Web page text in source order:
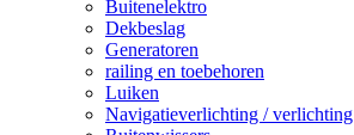
Buitenelektro
Dekbeslag
Generatoren
railing en toebehoren
Luiken
Navigatieverlichting / verlichting